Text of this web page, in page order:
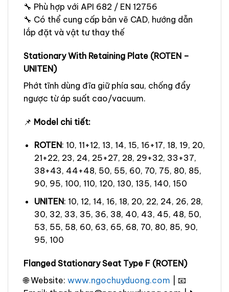
🔧 Phù hợp với API 682 / EN 12756
🔧 Có thể cung cấp bản vẽ CAD, hướng dẫn
lắp đặt và vật tư thay thế
Stationary With Retaining Plate (ROTEN –
UNITEN)
Phớt tĩnh dùng đĩa giữ phía sau, chống đẩy
ngược từ áp suất cao/vacuum.
📌 Model chi tiết:
ROTEN: 10, 11+12, 13, 14, 15, 16+17, 18, 19, 20,
21+22, 23, 24, 25+27, 28, 29+32, 33+37,
38+43, 44+48, 50, 55, 60, 70, 75, 80, 85,
90, 95, 100, 110, 120, 130, 135, 140, 150
UNITEN: 10, 12, 14, 16, 18, 20, 22, 24, 26, 28,
30, 32, 33, 35, 36, 38, 40, 43, 45, 48, 50,
53, 55, 58, 60, 63, 65, 68, 70, 80, 85, 90,
95, 100
Flanged Stationary Seat Type F (ROTEN)
🌐 Website: www.ngochuyduong.com | 📧